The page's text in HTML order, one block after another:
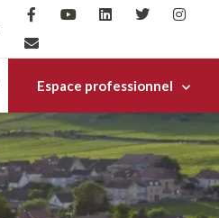
Espace professionnel